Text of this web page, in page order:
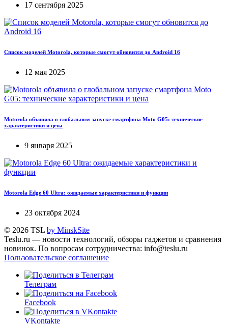
17 сентября 2025
Список моделей Motorola, которые смогут обновится до Android 16
12 мая 2025
Motorola объявила о глобальном запуске смартфона Moto G05: технические
характеристики и цена
9 января 2025
Motorola Edge 60 Ultra: ожидаемые характеристики и функции
23 октября 2024
© 2026 TSL by MinskSite
Teslu.ru — новости технологий, обзоры гаджетов и сравнения
новинок. По вопросам сотрудничества: info@teslu.ru
Пользовательское соглашение
Телеграм
Facebook
VKontakte